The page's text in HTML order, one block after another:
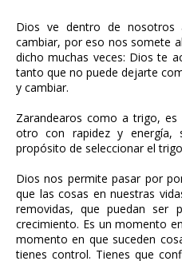
Dios ve dentro de nosotros
cambiar, por eso nos somete
dicho muchas veces: Dios te
tanto que no puede dejarte
y cambiar.
Zarandearos como a trigo,
otro con rapidez y energía,
propósito de seleccionar el
Dios nos permite pasar por
que las cosas en nuestras
removidas, que puedan ser
crecimiento. Es un momento
momento en que suceden
tienes control. Tienes que